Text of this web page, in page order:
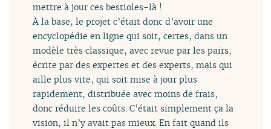
mettre à jour ces bestioles-là !
À la base, le projet c’était donc d’avoir une
encyclopédie en ligne qui soit, certes, dans un
modèle très classique, avec revue par les pairs,
écrite par des expertes et des experts, mais qui
aille plus vite, qui soit mise à jour plus
rapidement, distribuée avec moins de frais,
donc réduire les coûts. C’était simplement ça la
vision, il n’y avait pas mieux. En fait quand ils